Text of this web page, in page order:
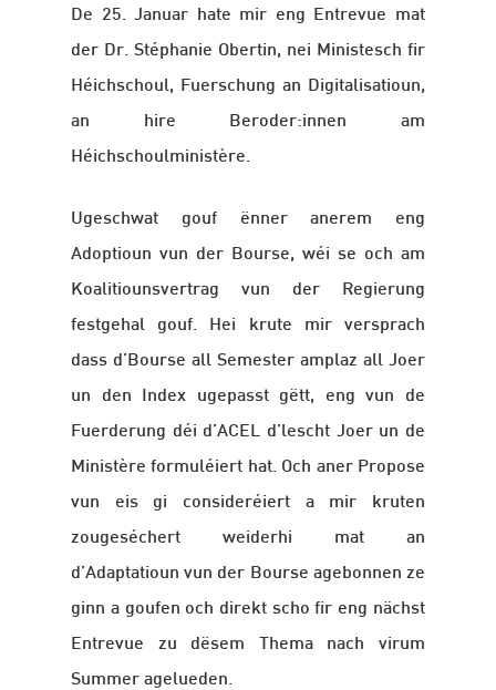
De 25. Januar hate mir eng Entrevue mat
der Dr. Stéphanie Obertin, nei Ministesch fir
Héichschoul, Fuerschung an Digitalisatioun,
an hire Beroder:innen am
Héichschoulministère.
Ugeschwat gouf ënner anerem eng
Adoptioun vun der Bourse, wéi se och am
Koalitiounsvertrag vun der Regierung
festgehal gouf. Hei krute mir versprach
dass d’Bourse all Semester amplaz all Joer
un den Index ugepasst gëtt, eng vun de
Fuerderung déi d’ACEL d’lescht Joer un de
Ministère formuléiert hat. Och aner Propose
vun eis gi consideréiert a mir kruten
zougeséchert weiderhi mat an
d’Adaptatioun vun der Bourse agebonnen ze
ginn a goufen och direkt scho fir eng nächst
Entrevue zu dësem Thema nach virum
Summer agelueden.